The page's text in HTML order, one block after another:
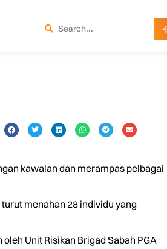
kawalan dan merampas pelbagai
menahan 28 individu yang
Unit Risikan Brigad Sabah PGA